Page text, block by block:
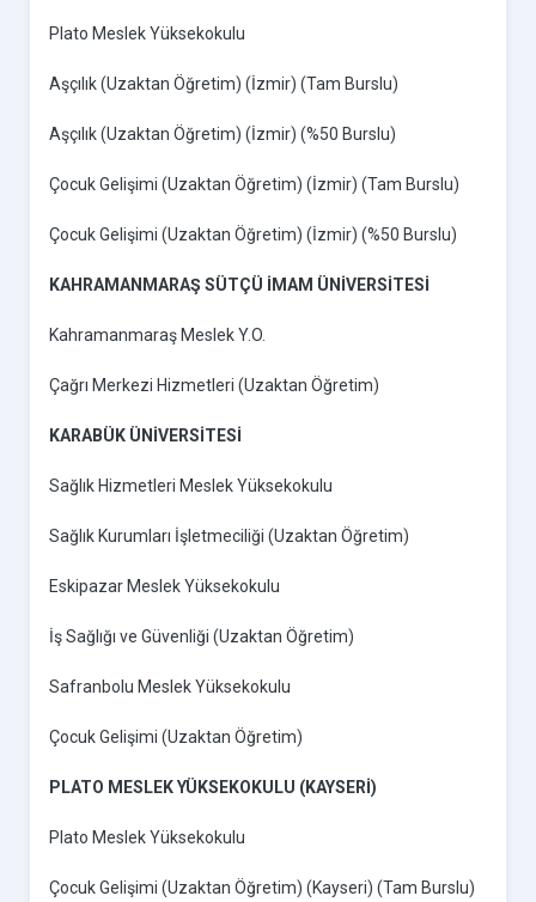
Plato Meslek Yüksekokulu
Aşçılık (Uzaktan Öğretim) (İzmir) (Tam Burslu)
Aşçılık (Uzaktan Öğretim) (İzmir) (%50 Burslu)
Çocuk Gelişimi (Uzaktan Öğretim) (İzmir) (Tam Burslu)
Çocuk Gelişimi (Uzaktan Öğretim) (İzmir) (%50 Burslu)
KAHRAMANMARAŞ SÜTÇÜ İMAM ÜNİVERSİTESİ
Kahramanmaraş Meslek Y.O.
Çağrı Merkezi Hizmetleri (Uzaktan Öğretim)
KARABÜK ÜNİVERSİTESİ
Sağlık Hizmetleri Meslek Yüksekokulu
Sağlık Kurumları İşletmeciliği (Uzaktan Öğretim)
Eskipazar Meslek Yüksekokulu
İş Sağlığı ve Güvenliği (Uzaktan Öğretim)
Safranbolu Meslek Yüksekokulu
Çocuk Gelişimi (Uzaktan Öğretim)
PLATO MESLEK YÜKSEKOKULU (KAYSERİ)
Plato Meslek Yüksekokulu
Çocuk Gelişimi (Uzaktan Öğretim) (Kayseri) (Tam Burslu)